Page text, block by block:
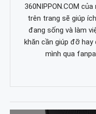
360NIPPON.COM
trên trang sẽ giúp
đang sống và làm
khăn cần giúp đỡ
mình qua